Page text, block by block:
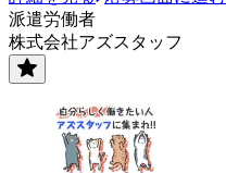
派遣労働者
株式会社アズスタッフ